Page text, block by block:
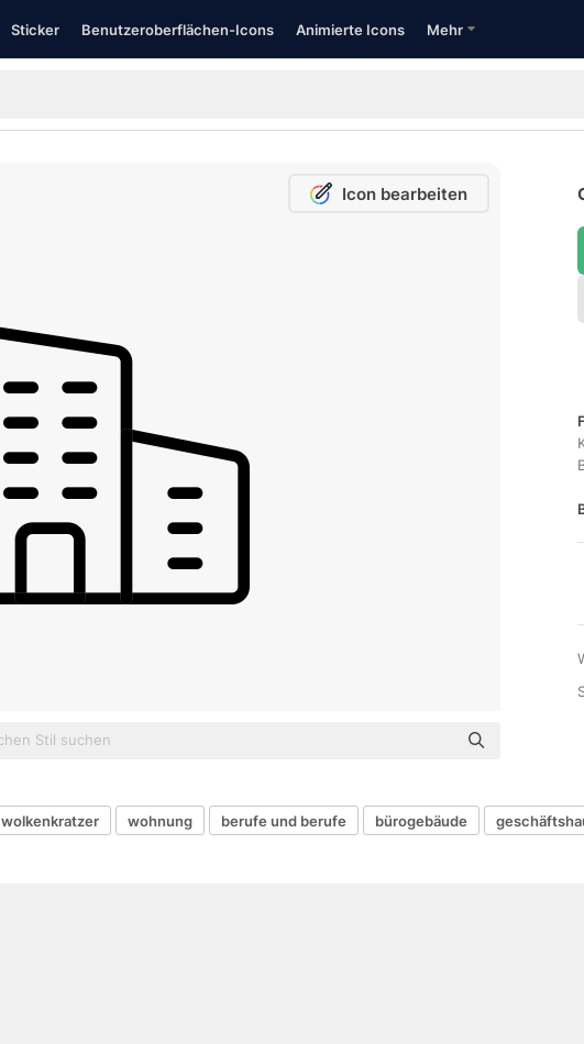
Sticker Benutzeroberflächen-Icons Animierte Icons Mehr
Icon bearbeiten
wolkenkratzer wohnung berufe und berufe bürogebäude